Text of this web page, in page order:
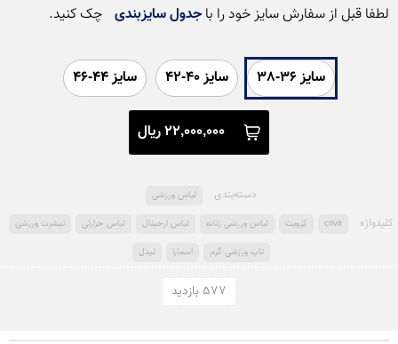
سایز 36-38 سایز 40-42 سایز 44-46
22,000,000 ریال
لطفا قبل از سفارش سایز خود را با جدول سایزبندی چک کنید.
دسته‌بندی لباس ورزشی
کلید‌واژه crivit کرویت لباس ورزشی زنانه لباس ارجینال لباس حرارتی تیشرت ورزشی
تاپ ورزشی گرم اسمارا لیدل
577 بازدید